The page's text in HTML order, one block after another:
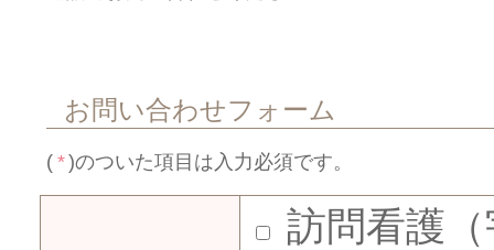
お問い合わせフォーム
( *)のついた項目は入力必須です。
訪問看護